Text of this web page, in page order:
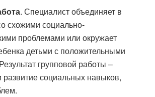
. Специалист объединяет в
схожими социально-
проблемами или окружает
детьми с положительными
групповой работы –
развитие социальных навыков,